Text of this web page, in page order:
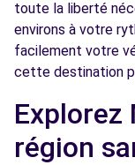
toute la liberté
environs à votre
facilement votre
cette destination
Explorez
région